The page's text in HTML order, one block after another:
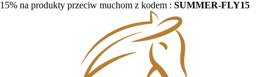
15% na produkty przeciw muchom z kodem : SUMMER-FLY15